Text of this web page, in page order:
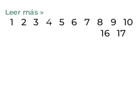
Leer más »
1 2 3 4 5 6 7 8 9 10
16
17